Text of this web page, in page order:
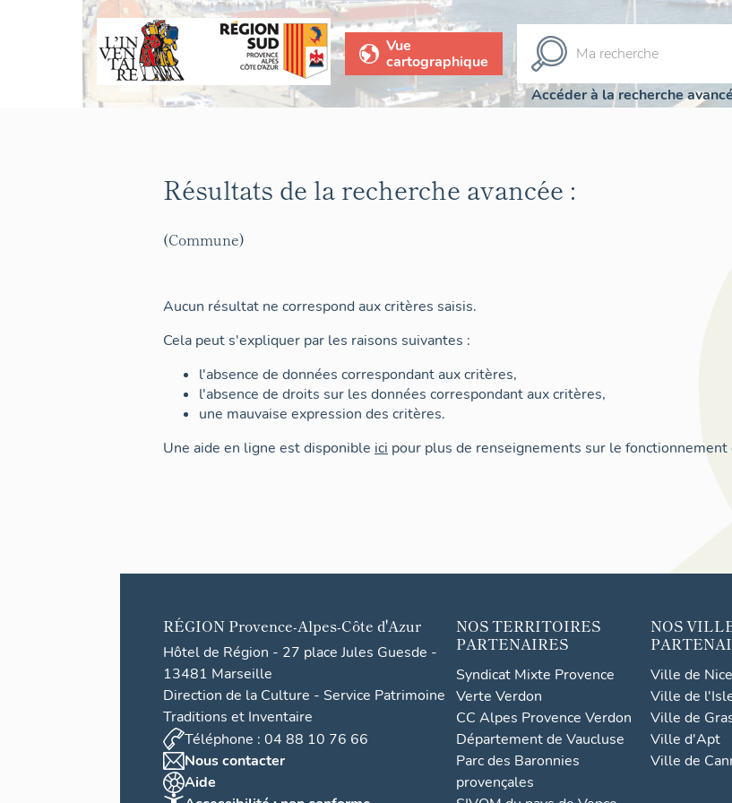
Vue
cartographique
Accéder à la recherche
Résultats de la recherche avancée :
(Commune)
Aucun résultat ne correspond aux critères saisis.
Cela peut s'expliquer par les raisons suivantes :
l'absence de données correspondant aux critères,
l'absence de droits sur les données correspondant aux critères,
une mauvaise expression des critères.
Une aide en ligne est disponible ici pour plus de renseignements sur le
RÉGION Provence-Alpes-Côte d'Azur
Hôtel de Région - 27 place Jules Guesde -
13481 Marseille
Direction de la Culture - Service Patrimoine
Traditions et Inventaire
Téléphone : 04 88 10 76 66
Nous contacter
Aide
NOS TERRITOIRES
PARTENAIRES
Syndicat Mixte Provence
Verte Verdon
CC Alpes Provence Verdon
Département de Vaucluse
Parc des Baronnies
provençales
NOS
Ville de Nice
Ville de
Ville de
Ville d'Apt
Ville de